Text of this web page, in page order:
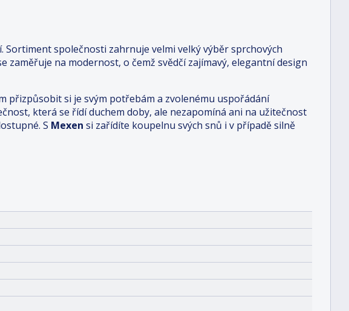
společnosti zahrnuje velmi velký výběr sprchových
zaměřuje na modernost, o čemž svědčí zajímavý, elegantní design
přizpůsobit si je svým potřebám a zvolenému uspořádání
která se řídí duchem doby, ale nezapomíná ani na užitečnost
S Mexen si zařídíte koupelnu svých snů i v případě silně